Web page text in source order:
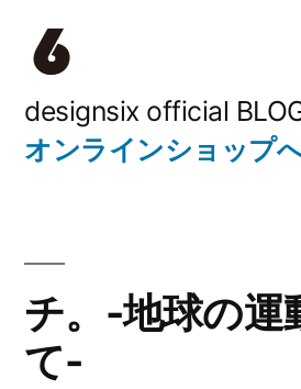
designsix official
オンラインショップ
チ。-地球の運
て-